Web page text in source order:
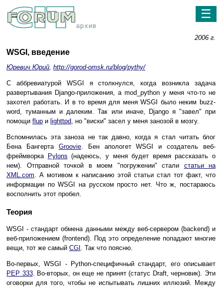
архив
☰
2006 г.
WSGI, введение
Юревич Юрий, http://gorod-omsk.ru/blog/pythy/
С аббревиатурой WSGI я столкнулся, когда возникла задача
развертывания Django-приложения, а mod_python у меня что-то не
захотел работать. И в то время для меня WSGI было неким buzz-
word, туманным и далеким. Так или иначе, Django я "завел" при
помощи flup и lighttpd, но "виски" засел у меня занозой в мозгу.
Вспомнилась эта заноза не так давно, когда я стал читать блог
Бена Бангерта Groovie. Бен апологет WSGI и создатель веб-
фреймворка Pylons (надеюсь, у меня будет время рассказать о
нем). Отправной точкой в моем "погружении" стали статьи на
XML.com. А мотивом к написанию этой статьи стал тот факт, что
информации по WSGI на русском просто нет. Что ж, постараюсь
восполнить этот пробел.
Теория
WSGI - стандарт обмена данными между веб-сервером (backend) и
веб-приложением (frontend). Под это определение попадают многие
вещи, тот же самый CGI . Так что поясню.
Во-первых, WSGI - Python-специфичный стандарт, его описывает
PEP 333. Во-вторых, он еще не принят (статус Draft, черновик). Эти
оговорки для того, чтобы не испытывать лишних иллюзий. Между